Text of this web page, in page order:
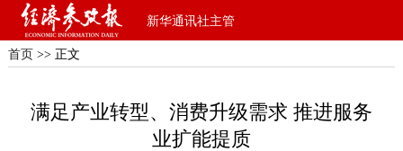
新华通讯社主管
首页 >> 正文
满足产业转型、消费升级需求 推进服务
业扩能提质